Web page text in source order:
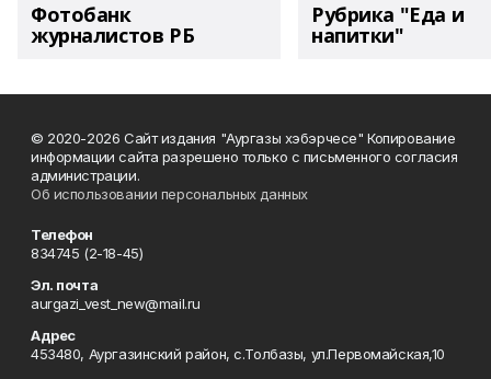
Фотобанк
журналистов РБ
Рубрика "Еда и
напитки"
© 2020-2026 Сайт издания "Аургазы хэбэрчесе" Копирование
информации сайта разрешено только с письменного согласия
администрации.
Об использовании персональных данных
Телефон
834745 (2-18-45)
Эл. почта
aurgazi_vest_new@mail.ru
Адрес
453480, Аургазинский район, с.Толбазы, ул.Первомайская,10